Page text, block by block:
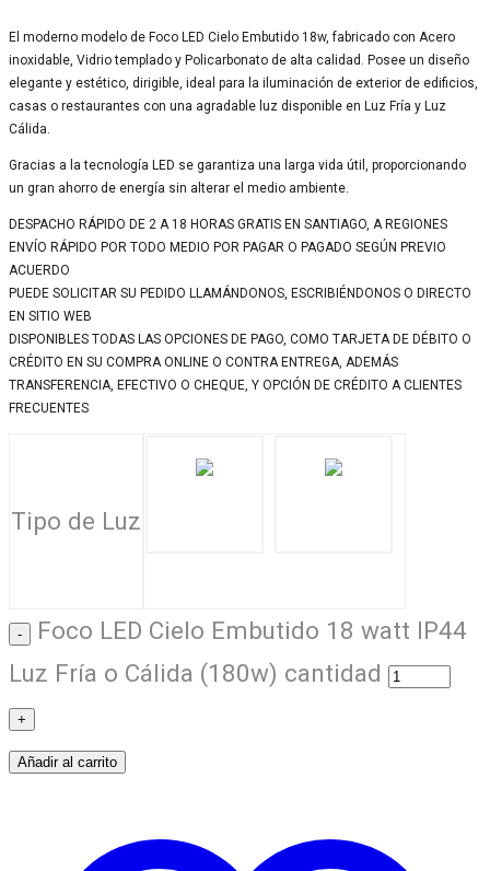
El moderno modelo de Foco LED Cielo Embutido 18w, fabricado con Acero
inoxidable, Vidrio templado y Policarbonato de alta calidad. Posee un diseño
elegante y estético, dirigible, ideal para la iluminación de exterior de edificios,
casas o restaurantes con una agradable luz disponible en Luz Fría y Luz
Cálida.
Gracias a la tecnología LED se garantiza una larga vida útil, proporcionando
un gran ahorro de energía sin alterar el medio ambiente.
DESPACHO RÁPIDO DE 2 A 18 HORAS GRATIS EN SANTIAGO, A REGIONES
ENVÍO RÁPIDO POR TODO MEDIO POR PAGAR O PAGADO SEGÚN PREVIO
ACUERDO
PUEDE SOLICITAR SU PEDIDO LLAMÁNDONOS, ESCRIBIÉNDONOS O DIRECTO
EN SITIO WEB
DISPONIBLES TODAS LAS OPCIONES DE PAGO, COMO TARJETA DE DÉBITO O
CRÉDITO EN SU COMPRA ONLINE O CONTRA ENTREGA, ADEMÁS
TRANSFERENCIA, EFECTIVO O CHEQUE, Y OPCIÓN DE CRÉDITO A CLIENTES
FRECUENTES
Tipo de Luz
Foco LED Cielo Embutido 18 watt IP44
Luz Fría o Cálida (180w) cantidad
Añadir al carrito